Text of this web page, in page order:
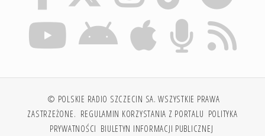
© POLSKIE RADIO SZCZECIN SA. WSZYSTKIE PRAWA
ZASTRZEŻONE. REGULAMIN KORZYSTANIA Z PORTALU POLITYKA
PRYWATNOŚCI BIULETYN INFORMACJI PUBLICZNEJ